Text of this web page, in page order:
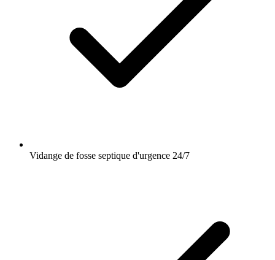
Vidange de fosse septique d'urgence 24/7